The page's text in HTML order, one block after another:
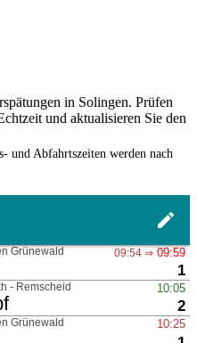
in Solingen. Prüfen
und aktualisieren Sie den
und Abfahrtszeiten werden nach